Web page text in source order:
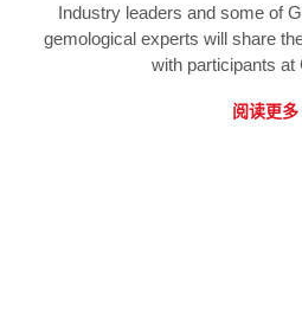
Industry leaders and some of
gemological experts will share
with participants at
阅读更多